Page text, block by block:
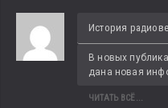
История
В новых
дана новая
ЧИТАТЬ ВСЁ...